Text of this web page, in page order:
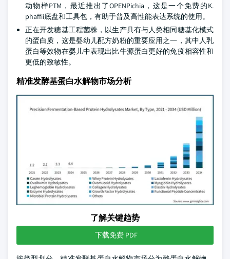
动物样PTM，最近推出了OPENPichia，这是一个免费的K.
phaffii底盘和工具包，有助于普及高性能表达系统的使用。
正在开发糖基工程菌株，以生产具有与人类相同糖基化模式
的蛋白质，这是婴幼儿配方奶粉的重要应用之一，其中人乳
蛋白等效物在婴儿中表现出比牛源蛋白更好的免疫相容性和
更低的致敏性。
精准发酵基蛋白水解物市场分析
了解关键趋势
下载免费 PDF